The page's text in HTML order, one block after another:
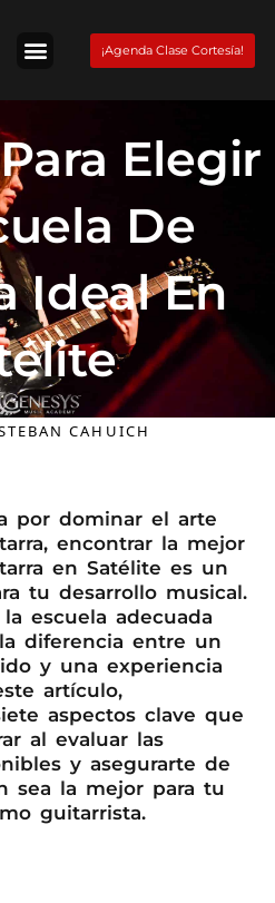
¡Agenda Clase Cortesía!
Elegir
De
Ideal En
CAHUICH
por dominar el arte
encontrar la mejor
en Satélite es un
tu desarrollo musical.
escuela adecuada
diferencia entre un
y una experiencia
artículo,
aspectos clave que
al evaluar las
y asegurarte de
sea la mejor para tu
guitarrista.